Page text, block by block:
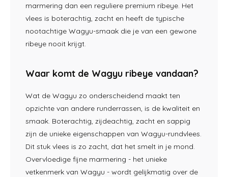
marmering dan een reguliere premium ribeye. Het
vlees is boterachtig, zacht en heeft de typische
nootachtige Wagyu-smaak die je van een gewone
ribeye nooit krijgt.
Waar komt de Wagyu ribeye vandaan?
Wat de Wagyu zo onderscheidend maakt ten
opzichte van andere runderrassen, is de kwaliteit en
smaak. Boterachtig, zijdeachtig, zacht en sappig
zijn de unieke eigenschappen van Wagyu-rundvlees.
Dit stuk vlees is zo zacht, dat het smelt in je mond.
Overvloedige fijne marmering - het unieke
vetkenmerk van Wagyu - wordt gelijkmatig over de